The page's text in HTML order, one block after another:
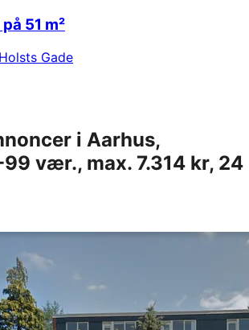
51 m²
Gade
i Aarhus,
vær., max. 7.314 kr, 24